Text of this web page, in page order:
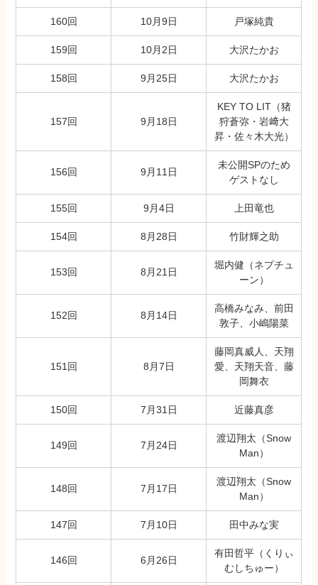
160回 10月9日 戸塚純貴
159回 10月2日 大沢たかお
158回 9月25日 大沢たかお
157回 9月18日
KEY TO LIT（猪
狩蒼弥・岩﨑大
昇・佐々木大光）
156回 9月11日
未公開SPのため
ゲストなし
155回 9月4日 上田竜也
154回 8月28日 竹財輝之助
153回 8月21日
堀内健（ネプチュ
ーン）
152回 8月14日
高橋みなみ、前田
敦子、小嶋陽菜
151回 8月7日
藤岡真威人、天翔
愛、天翔天音、藤
岡舞衣
150回 7月31日 近藤真彦
149回 7月24日
渡辺翔太（Snow
Man）
148回 7月17日
渡辺翔太（Snow
Man）
147回 7月10日 田中みな実
146回 6月26日
有田哲平（くりぃ
むしちゅー）